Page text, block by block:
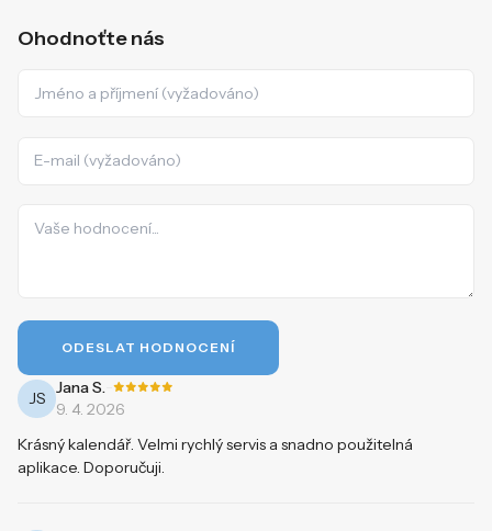
Ohodnoťte nás
ODESLAT HODNOCENÍ
JS
Jana S.
9. 4. 2026
Krásný kalendář. Velmi rychlý servis a snadno použitelná
aplikace. Doporučuji.